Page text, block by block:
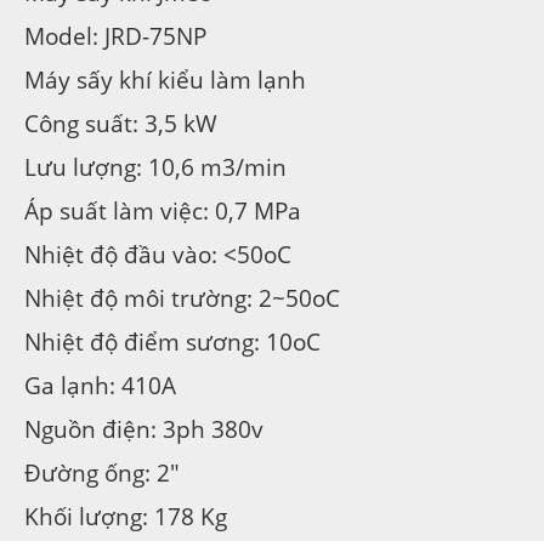
Model: JRD-75NP
Máy sấy khí kiểu làm lạnh
Công suất: 3,5 kW
Lưu lượng: 10,6 m3/min
Áp suất làm việc: 0,7 MPa
Nhiệt độ đầu vào: <50oC
Nhiệt độ môi trường: 2~50oC
Nhiệt độ điểm sương: 10oC
Ga lạnh: 410A
Nguồn điện: 3ph 380v
Đường ống: 2″
Khối lượng: 178 Kg